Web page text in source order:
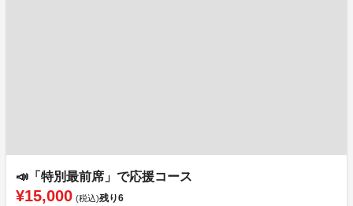
📣「特別最前席」で応援コース
¥15,000 (税込)残り6